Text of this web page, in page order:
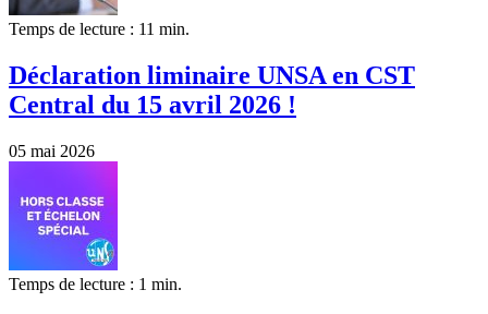
Temps de lecture : 11 min.
Déclaration liminaire UNSA en CST
Central du 15 avril 2026 !
05 mai 2026
Temps de lecture : 1 min.